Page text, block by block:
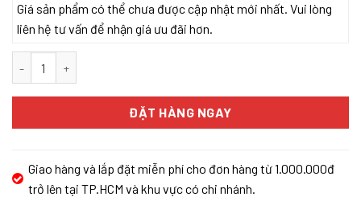
là:
46.900.000 ₫.
tại
Giá sản phẩm có thể chưa được cập nhật mới nhất. Vui lòng
liên hệ tư vấn để nhận giá ưu đãi hơn.
ĐẶT HÀNG NGAY
Giao hàng và lắp đặt miễn phí cho đơn hàng từ 1.000.000đ
trở lên tại TP.HCM và khu vực có chi nhánh.